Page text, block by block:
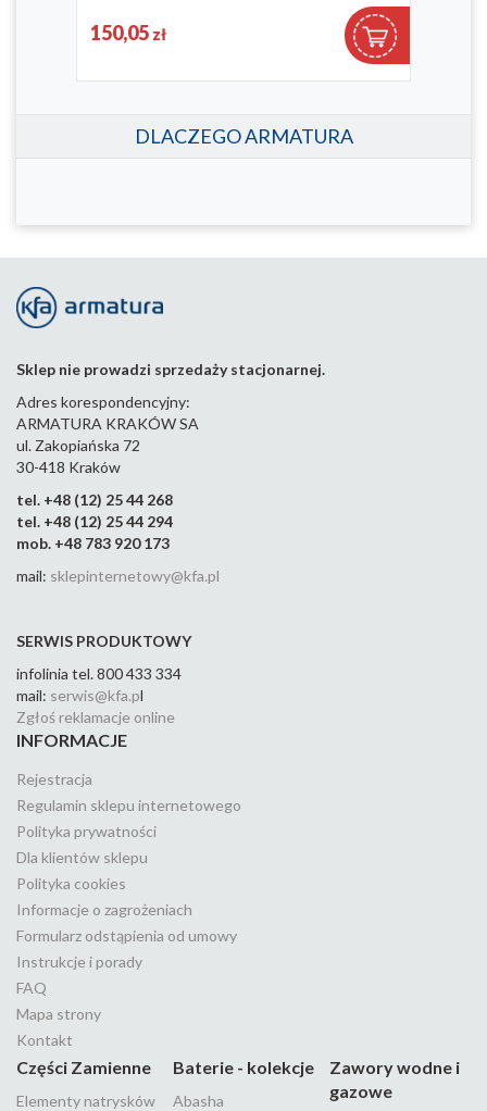
150,05 zł
DLACZEGO ARMATURA
Sklep nie prowadzi sprzedaży stacjonarnej.
Adres korespondencyjny:
ARMATURA KRAKÓW SA
ul. Zakopiańska 72
30-418 Kraków
tel. +48 (12) 25 44 268
tel. +48 (12) 25 44 294
mob. +48 783 920 173
mail: sklepinternetowy@kfa.pl
SERWIS PRODUKTOWY
infolinia tel. 800 433 334
mail: serwis@kfa.pl
Zgłoś reklamacje online
INFORMACJE
Rejestracja
Regulamin sklepu internetowego
Polityka prywatności
Dla klientów sklepu
Polityka cookies
Informacje o zagrożeniach
Formularz odstąpienia od umowy
Instrukcje i porady
FAQ
Mapa strony
Kontakt
Części Zamienne
Elementy natrysków
Baterie - kolekcje
Abasha
Zawory wodne i
gazowe